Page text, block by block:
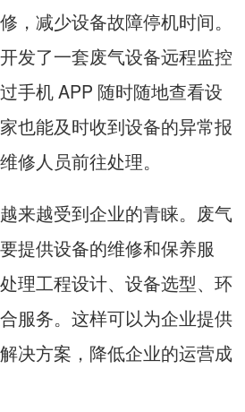
，减少设备故障停机时间。
发了一套废气设备远程监控
手机 APP 随时随地查看设
也能及时收到设备的异常报
修人员前往处理。
来越受到企业的青睐。废气
提供设备的维修和保养服
理工程设计、设备选型、环
服务。这样可以为企业提供
决方案，降低企业的运营成